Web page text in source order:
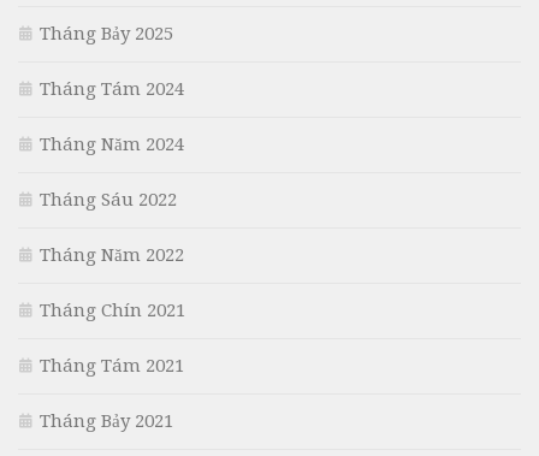
Tháng Bảy 2025
Tháng Tám 2024
Tháng Năm 2024
Tháng Sáu 2022
Tháng Năm 2022
Tháng Chín 2021
Tháng Tám 2021
Tháng Bảy 2021